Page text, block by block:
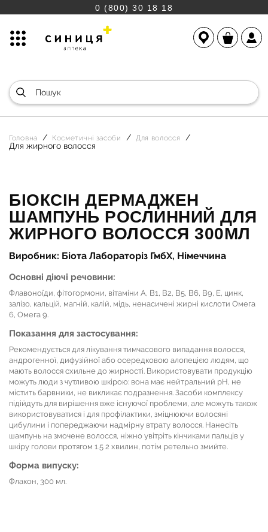
0 (800) 30 18 18
Головна Косметичні засоби Для волосся
Для жирного волосся
БІОКСІН ДЕРМАДЖЕН
ШАМПУНЬ РОСЛИННИЙ ДЛЯ
ЖИРНОГО ВОЛОССЯ 300МЛ
Виробник: Біота Лабораторіз ГмбХ, Німеччина
Основні діючі речовини:
Флавоноїди, фітогормони, вітаміни A, B1, B2, B5, B6, B9, E, цинк,
залізо, кальцій, магній, калій, мідь, ненасичені жирні кислоти Омега
6, Омега 9.
Показання для застосування:
Рекомендується для лікування тимчасового випадання волосся,
андрогенної, дифузійної або осередковою алопецією людям, що
мають волосся схильне до жирності. Використовувати продукцію
можуть люди з чутливою шкірою: вона має нейтральний pH, не
містить барвники, не викликає подразнення. Засоби комплексу
підійдуть для вирішення вже існуючої проблеми, але можуть також
використовуватися і для профілактики, зміцнюючи волосяні
цибулини і попереджаючи надмірну втрату волосся. Нанесіть
шампунь на змочене волосся, ніжно увітріть кінчиками пальців у
шкіру голови протягом 1.5 2 хвилин, потім ретельно змийте.
Форма випуску:
Флакон, 300 мл.